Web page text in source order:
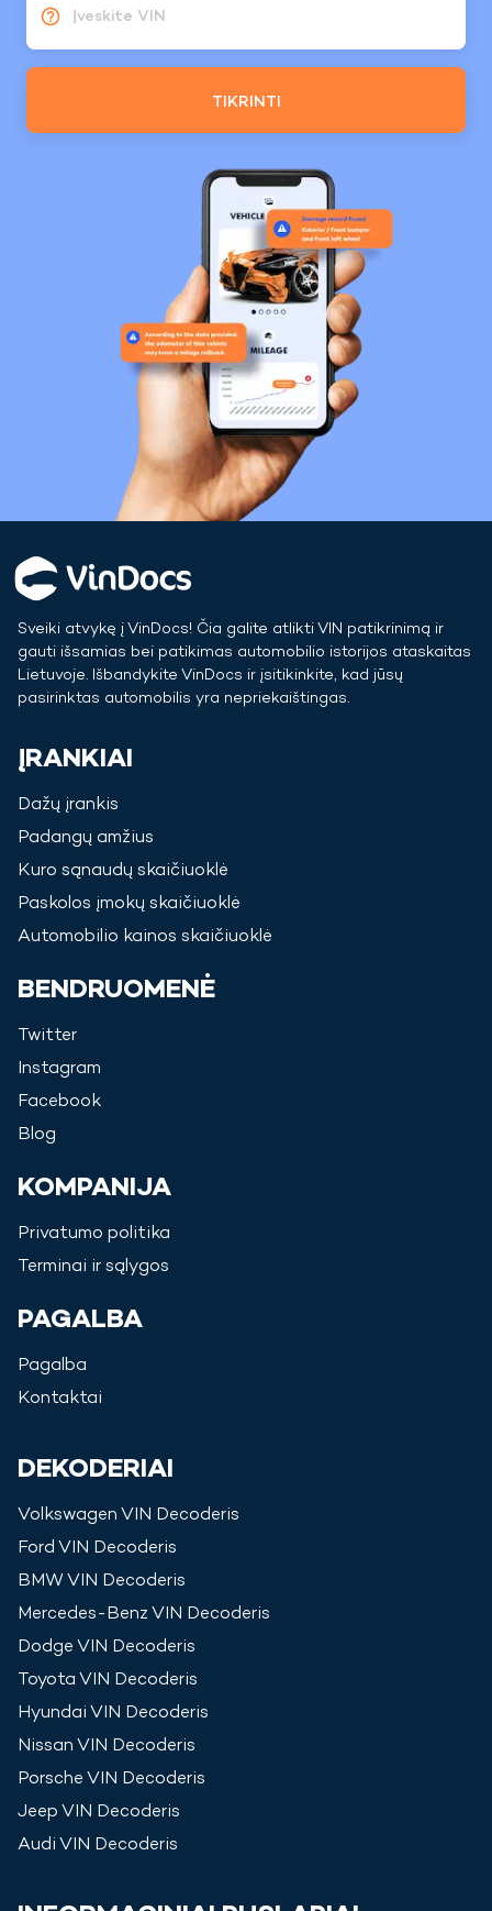
Įveskite VIN
TIKRINTI
Sveiki atvykę į VinDocs! Čia galite atlikti VIN patikrinimą ir
gauti išsamias bei patikimas automobilio istorijos ataskaitas
Lietuvoje. Išbandykite VinDocs ir įsitikinkite, kad jūsų
pasirinktas automobilis yra nepriekaištingas.
ĮRANKIAI
Dažų įrankis
Padangų amžius
Kuro sąnaudų skaičiuoklė
Paskolos įmokų skaičiuoklė
Automobilio kainos skaičiuoklė
BENDRUOMENĖ
Twitter
Instagram
Facebook
Blog
KOMPANIJA
Privatumo politika
Terminai ir sąlygos
PAGALBA
Pagalba
Kontaktai
DEKODERIAI
Volkswagen VIN Decoderis
Ford VIN Decoderis
BMWVIN Decoderis
Mercedes-Benz VIN Decoderis
Dodge VIN Decoderis
Toyota VIN Decoderis
Hyundai VIN Decoderis
Nissan VIN Decoderis
Porsche VIN Decoderis
Jeep VIN Decoderis
Audi VIN Decoderis